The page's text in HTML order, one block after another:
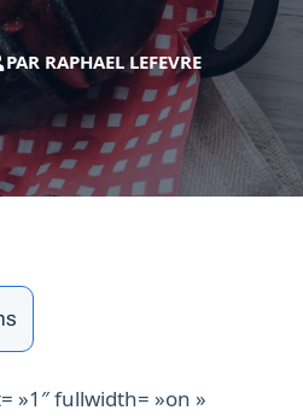
PARRAPHAEL LEFEVRE
»1″ fullwidth= »on »